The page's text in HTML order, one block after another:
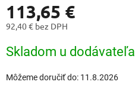
113,65 €
92,40 € bez DPH
cena:
Skladom u dodávateľa
Môžeme doručiť do: 11.8.2026